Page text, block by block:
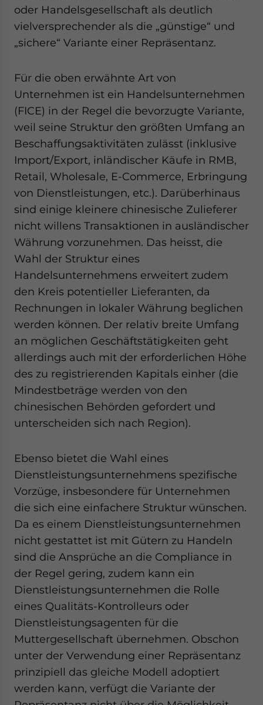
oder Handelsgesellschaft als deutlich
vielversprechender als die „günstige“ und
„sichere“ Variante einer Repräsentanz.
Für die oben erwähnte Art von
Unternehmen ist ein Handelsunternehmen
(FICE) in der Regel die bevorzugte Variante,
weil seine Struktur den größten Umfang an
Beschaffungsaktivitäten zulässt (inklusive
Import/Export, inländischer Käufe in RMB,
Retail, Wholesale, E-Commerce, Erbringung
von Dienstleistungen, etc.). Darüberhinaus
sind einige kleinere chinesische Zulieferer
nicht willens Transaktionen in ausländischer
Währung vorzunehmen. Das heisst, die
Wahl der Struktur eines
Handelsunternehmens erweitert zudem
den Kreis potentieller Lieferanten, da
Rechnungen in lokaler Währung beglichen
werden können. Der relativ breite Umfang
an möglichen Geschäftstätigkeiten geht
allerdings auch mit der erforderlichen Höhe
des zu registrierenden Kapitals einher (die
Mindestbeträge werden von den
chinesischen Behörden gefordert und
unterscheiden sich nach Region).
Ebenso bietet die Wahl eines
Dienstleistungsunternehmens spezifische
Vorzüge, insbesondere für Unternehmen
die sich eine einfachere Struktur wünschen.
Da es einem Dienstleistungsunternehmen
nicht gestattet ist mit Gütern zu Handeln
sind die Ansprüche an die Compliance in
der Regel gering, zudem kann ein
Dienstleistungsunternehmen die Rolle
eines Qualitäts-Kontrolleurs oder
Dienstleistungsagenten für die
Muttergesellschaft übernehmen. Obschon
unter der Verwendung einer Repräsentanz
prinzipiell das gleiche Modell adoptiert
werden kann, verfügt die Variante der